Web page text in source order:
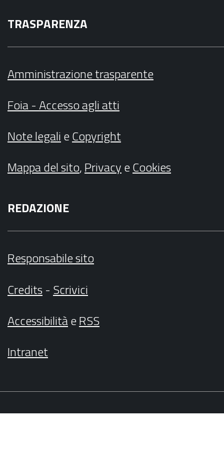
TRASPARENZA
Amministrazione trasparente
Foia - Accesso agli atti
Note legalieCopyright
Mappa del sito,PrivacyeCookies
REDAZIONE
Responsabile sito
Credits- Scrivici
AccessibilitàeRSS
Intranet